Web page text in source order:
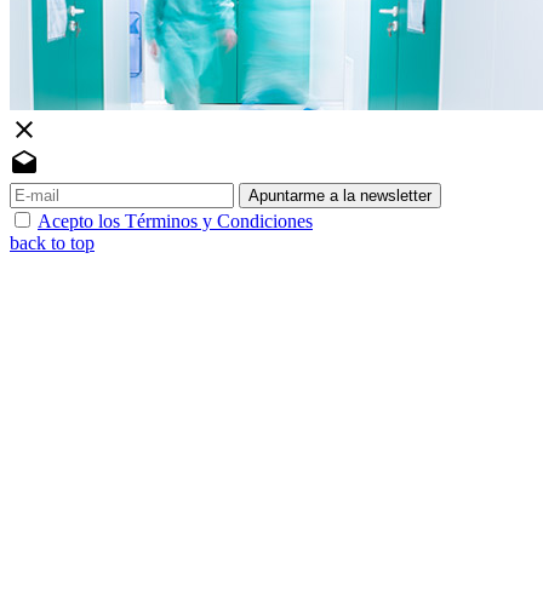
close
drafts
Apuntarme a la newsletter
Acepto los Términos y Condiciones
back to top